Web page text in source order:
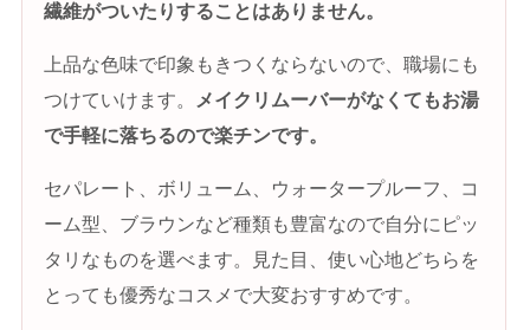
繊維がついたりすることはありません。
上品な色味で印象もきつくならないので、職場にも
つけていけます。
メイクリムーバーがなくてもお湯
で手軽に落ちるので楽チンです。
セパレート、ボリューム、ウォータープルーフ、コ
ーム型、ブラウンなど種類も豊富なので自分にピッ
タリなものを選べます。見た目、使い心地どちらを
とっても優秀なコスメで大変おすすめです。